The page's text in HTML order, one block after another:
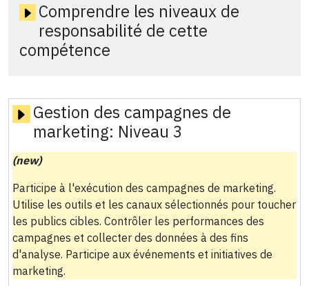
Comprendre les niveaux de
responsabilité de cette
compétence
Gestion des campagnes de
marketing: Niveau 3
(new)
Participe à l'exécution des campagnes de marketing.
Utilise les outils et les canaux sélectionnés pour toucher
les publics cibles. Contrôler les performances des
campagnes et collecter des données à des fins
d'analyse. Participe aux événements et initiatives de
marketing.